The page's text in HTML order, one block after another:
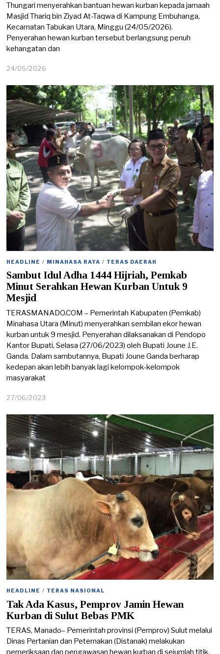
Thungari menyerahkan bantuan hewan kurban kepada jamaah
Masjid Thariq bin Ziyad At-Taqwa di Kampung Embuhanga,
Kecamatan Tabukan Utara, Minggu (24/05/2026).
Penyerahan hewan kurban tersebut berlangsung penuh
kehangatan dan
24/05/2026
/
0
5
/
2
0
2
6
HEADLINE / MINAHASA RAYA / TERAS DAERAH
Sambut Idul Adha 1444 Hijriah, Pemkab
Minut Serahkan Hewan Kurban Untuk 9
Mesjid
TERASMANADO.COM – Pemerintah Kabupaten (Pemkab)
Minahasa Utara (Minut) menyerahkan sembilan ekor hewan
kurban untuk 9 mesjid. Penyerahan dilaksanakan di Pendopo
Kantor Bupati, Selasa (27/06/2023) oleh Bupati Joune J.E.
Ganda. Dalam sambutannya, Bupati Joune Ganda berharap
kedepan akan lebih banyak lagi kelompok-kelompok
masyarakat
27/06/2023
/
/
2
0
2
3
HEADLINE / TERAS NASIONAL
Tak Ada Kasus, Pemprov Jamin Hewan
Kurban di Sulut Bebas PMK
TERAS, Manado– Pemerintah provinsi (Pemprov) Sulut melalui
Dinas Pertanian dan Peternakan (Distanak) melakukan
pemeriksaan dan pengawasan hewan kurban di sejumlah titik,